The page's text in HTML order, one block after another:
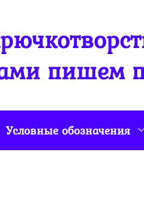
пишем
Условные обозначения